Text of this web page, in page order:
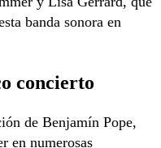
banda sonora en
concierto
de Benjamín Pope,
en numerosas